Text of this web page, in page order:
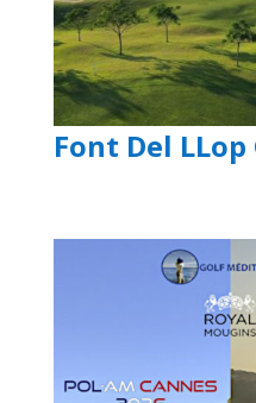
Font Del